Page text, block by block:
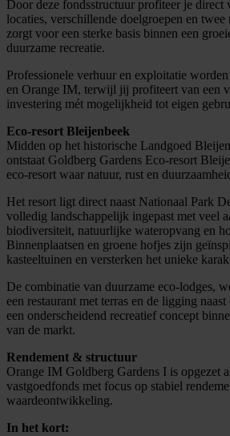
Door deze fondsstructuur profiteer je direct
locaties, verschillende doelgroepen en twee
zorgt voor een sterke basis binnen een
duurzame recreatie.
Professionele verhuur en exploitatie
en Orange IM, terwijl jij profiteert van een
investering mét mogelijkheid tot eigen
Eco-resort Bleijenbeek
Midden op het historische Landgoed
ontstaat Goldberg Gardens Eco-resort
eco-resort waar natuur, rust en
Het resort ligt direct naast Nationaal Park
volledig landschappelijk ingepast met veel
biodiversiteit, natuurlijke wateropvang en
Binnenplaatsen en groene hofjes zijn
kasteeltuinen en versterken het unieke
De combinatie van duurzame eco-lodges,
een restaurant met terras en de ligging
een onderscheidend recreatief concept
van de markt.
Rendement & structuur
Orange IM Goldberg Gardens I is opgezet
vastgoedfonds met focus op stabiel
waardeontwikkeling.
In het kort: